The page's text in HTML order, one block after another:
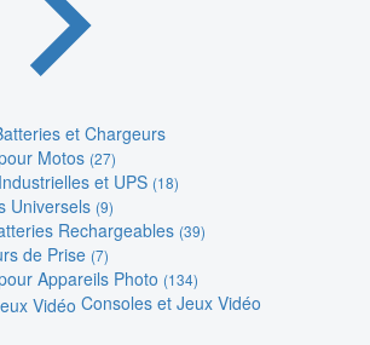
et Chargeurs
Motos (27)
et UPS (18)
Universels (9)
Rechargeables (39)
de Prise (7)
Appareils Photo (134)
Consoles et Jeux Vidéo